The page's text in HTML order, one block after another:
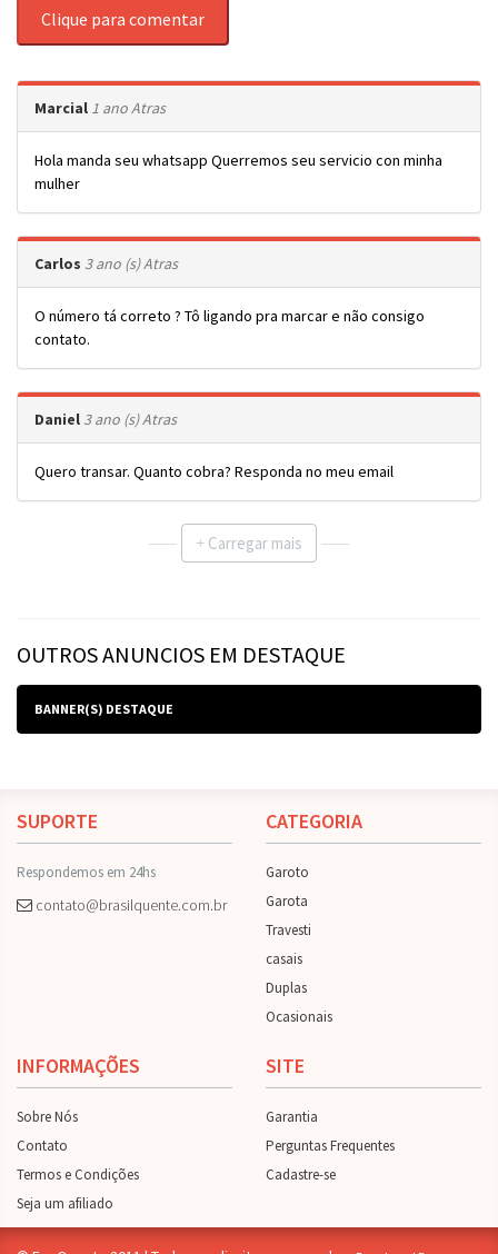
Clique para comentar
Marcial 1 ano Atras
Hola manda seu whatsapp Querremos seu servicio con minha
mulher
Carlos 3 ano (s) Atras
O número tá correto ? Tô ligando pra marcar e não consigo
contato.
Daniel 3 ano (s) Atras
Quero transar. Quanto cobra? Responda no meu email
+ Carregar mais
OUTROS ANUNCIOS EM DESTAQUE
BANNER(S) DESTAQUE
SUPORTE
Respondemos em 24hs
contato@brasilquente.com.br
CATEGORIA
Garoto
Garota
Travesti
casais
Duplas
Ocasionais
INFORMAÇÕES
Sobre Nós
Contato
Termos e Condições
Seja um afiliado
SITE
Garantia
Perguntas Frequentes
Cadastre-se